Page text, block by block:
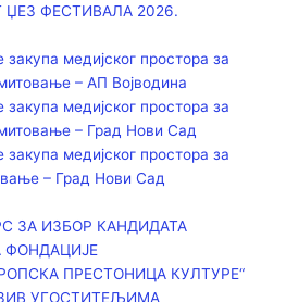
ФЕСТИВАЛА 2026.
закупа медијског простора за
– АП Војводинa
закупа медијског простора за
– Град Нови Сад
закупа медијског простора за
– Град Нови Сад
ЗА ИЗБОР КАНДИДАТА
ФОНДАЦИЈЕ
ПРЕСТОНИЦА КУЛТУРЕ“
УГОСТИТЕЉИМА